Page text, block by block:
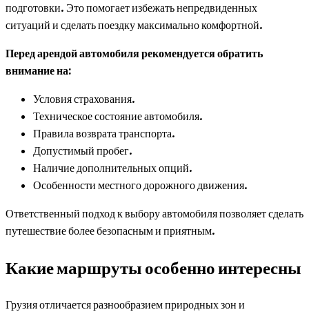
подготовки. Это помогает избежать непредвиденных
ситуаций и сделать поездку максимально комфортной.
Перед арендой автомобиля рекомендуется обратить
внимание на:
Условия страхования.
Техническое состояние автомобиля.
Правила возврата транспорта.
Допустимый пробег.
Наличие дополнительных опций.
Особенности местного дорожного движения.
Ответственный подход к выбору автомобиля позволяет сделать
путешествие более безопасным и приятным.
Какие маршруты особенно интересны
Грузия отличается разнообразием природных зон и